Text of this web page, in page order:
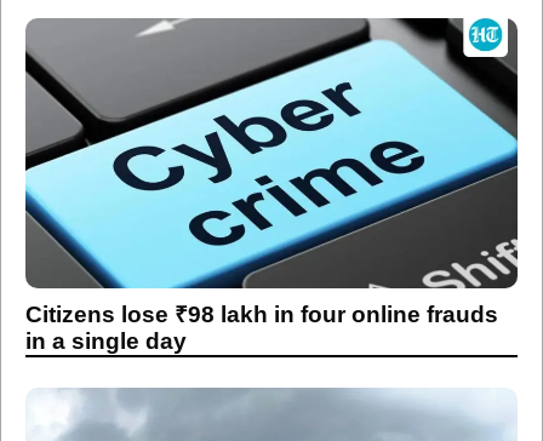
Citizens lose ₹98 lakh in four online frauds
in a single day